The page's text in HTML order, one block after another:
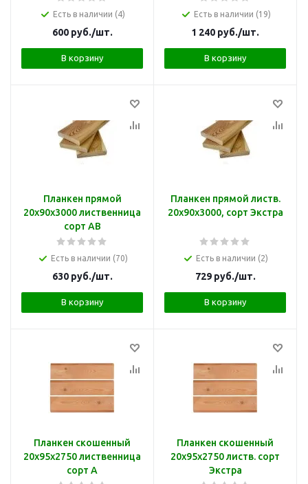
Есть в наличии (4)
600руб./шт.
В корзину
Есть в наличии (19)
1 240 руб./шт.
В корзину
Планкен прямой
20х90х3000 лиственница
сорт АВ
Есть в наличии (70)
630руб./шт.
В корзину
Планкен прямой листв.
20х90х3000, сорт Экстра
Есть в наличии (2)
729руб./шт.
В корзину
Планкен скошенный
20х95х2750 лиственница
сорт А
Планкен скошенный
20х95х2750 листв. сорт
Экстра